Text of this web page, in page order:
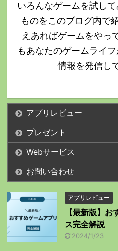
いろんなゲームを試し
ものをこのブログ内で
えあればゲームをやっ
もあなたのゲームライ
情報を発信し
アプリレビュー
プレゼント
Webサービス
お問い合わせ
アプリレビュー
【最新版】
ス完全解説
2024/1/23